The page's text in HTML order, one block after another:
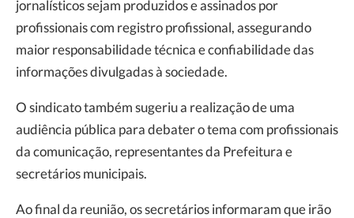
jornalísticos sejam produzidos e assinados por
profissionais com registro profissional, assegurando
maior responsabilidade técnica e confiabilidade das
informações divulgadas à sociedade.
O sindicato também sugeriu a realização de uma
audiência pública para debater o tema com profissionais
da comunicação, representantes da Prefeitura e
secretários municipais.
Ao final da reunião, os secretários informaram que irão